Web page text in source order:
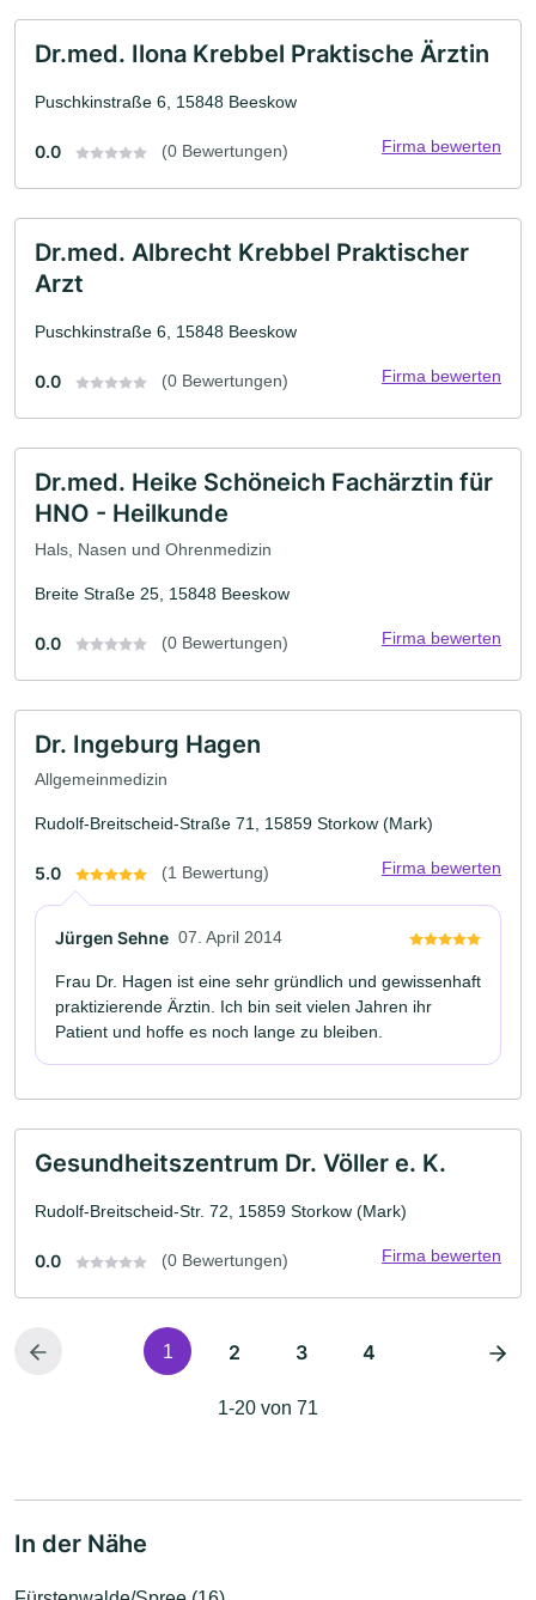
Dr.med. Ilona Krebbel Praktische Ärztin
Puschkinstraße 6, 15848 Beeskow
0.0 (0 Bewertungen) Firma bewerten
Dr.med. Albrecht Krebbel Praktischer
Arzt
Puschkinstraße 6, 15848 Beeskow
0.0 (0 Bewertungen) Firma bewerten
Dr.med. Heike Schöneich Fachärztin für
HNO - Heilkunde
Hals, Nasen und Ohrenmedizin
Breite Straße 25, 15848 Beeskow
0.0 (0 Bewertungen) Firma bewerten
Dr. Ingeburg Hagen
Allgemeinmedizin
Rudolf-Breitscheid-Straße 71, 15859 Storkow (Mark)
5.0 (1 Bewertung) Firma bewerten
Jürgen Sehne 07. April 2014
Frau Dr. Hagen ist eine sehr gründlich und gewissenhaft
praktizierende Ärztin. Ich bin seit vielen Jahren ihr
Patient und hoffe es noch lange zu bleiben.
Gesundheitszentrum Dr. Völler e. K.
Rudolf-Breitscheid-Str. 72, 15859 Storkow (Mark)
0.0 (0 Bewertungen) Firma bewerten
1 2 3 4
1-20 von 71
In der Nähe